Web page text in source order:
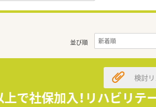
並び順
で社保加入！リハビリテ
検討